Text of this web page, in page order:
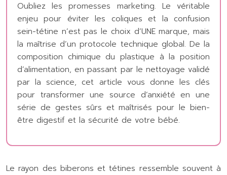
Oubliez les promesses marketing. Le véritable
enjeu pour éviter les coliques et la confusion
sein-tétine n’est pas le choix d’UNE marque, mais
la maîtrise d’un protocole technique global. De la
composition chimique du plastique à la position
d’alimentation, en passant par le nettoyage validé
par la science, cet article vous donne les clés
pour transformer une source d’anxiété en une
série de gestes sûrs et maîtrisés pour le bien-
être digestif et la sécurité de votre bébé.
Le rayon des biberons et tétines ressemble souvent à